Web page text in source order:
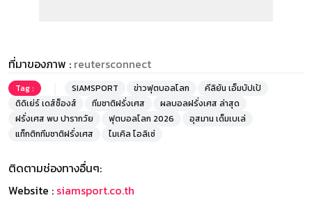
ที่มาของภาพ : reutersconnect
Tag : SIAMSPORT ข่าวฟุตบอลโลก
คีลิยัน เอ็มบัปเป้
ดิดิเย่ร์ เดส์ช็องส์
ทีมชาติฝรั่งเศส
ผลบอลฝรั่งเศส ล่าสุด
ฝรั่งเศส พบ ปารากวัย
ฟุตบอลโลก 2026
อุสมาน เด็มเบเล่
แท็กติกทีมชาติฝรั่งเศส
ไมเคิล โอลิเซ่
ติดตามช่องทางอื่นๆ:
Website : siamsport.co.th